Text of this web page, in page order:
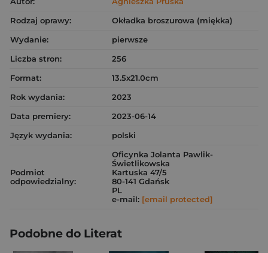
Rodzaj oprawy:
Okładka broszurowa (miękka)
Wydanie:
pierwsze
Liczba stron:
256
Format:
13.5x21.0cm
Rok wydania:
2023
Data premiery:
2023-06-14
Język wydania:
polski
Podmiot
odpowiedzialny:
Oficynka Jolanta Pawlik-
Świetlikowska
Kartuska 47/5
80-141 Gdańsk
PL
e-mail: [email protected]
Podobne do Literat